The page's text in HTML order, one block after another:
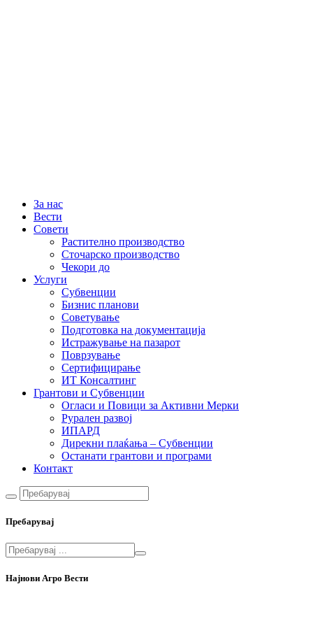
За нас
Вести
Совети
Растително производство
Сточарско производство
Чекори до
Услуги
Субвенции
Бизнис планови
Советување
Подготовка на документација
Истражување на пазарот
Поврзување
Сертифицирање
ИТ Консалтинг
Грантови и Субвенции
Огласи и Повици за Активни Мерки
Рурален развој
ИПАРД
Дирекни плаќања – Субвенции
Останати грантови и програми
Контакт
Пребарувај
Најнови Агро Вести